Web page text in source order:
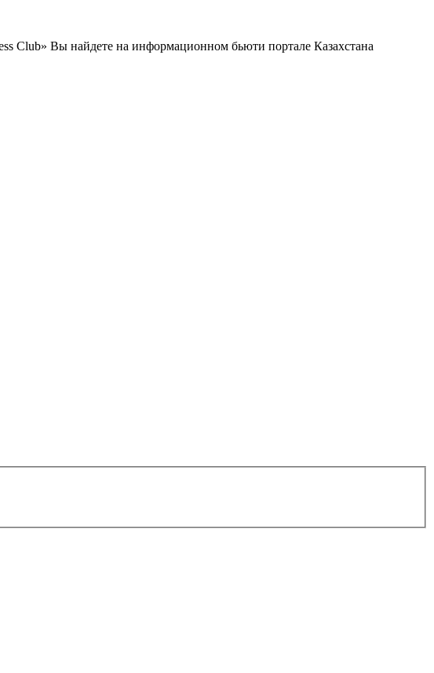
Club» Вы найдете на информационном бьюти портале Казахстана